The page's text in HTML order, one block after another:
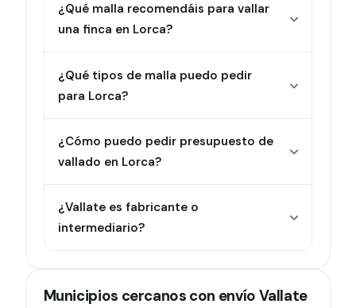
¿Qué malla recomendáis para vallar
una finca en Lorca?
¿Qué tipos de malla puedo pedir
para Lorca?
¿Cómo puedo pedir presupuesto de
vallado en Lorca?
¿Vallate es fabricante o
intermediario?
Municipios cercanos con envío Vallate